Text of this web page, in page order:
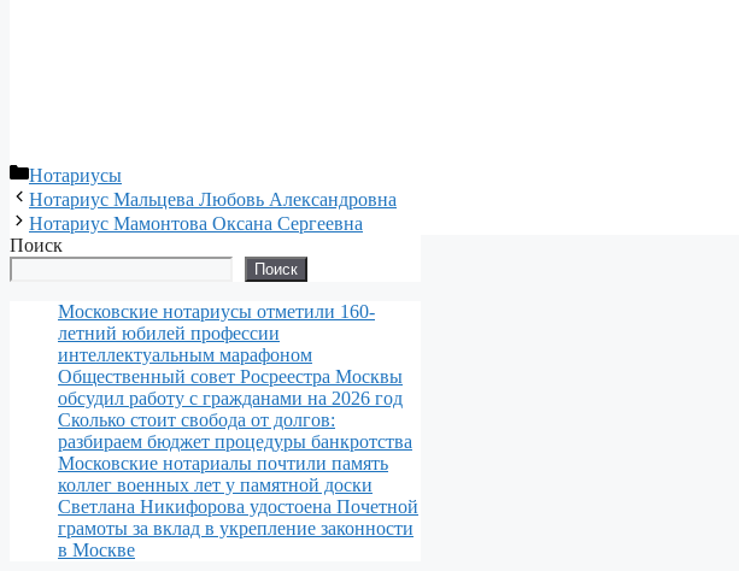
Рубрики
Нотариусы
Нотариус Мальцева Любовь Александровна
Нотариус Мамонтова Оксана Сергеевна
Поиск
Поиск
Московские нотариусы отметили 160-
летний юбилей профессии
интеллектуальным марафоном
Общественный совет Росреестра Москвы
обсудил работу с гражданами на 2026 год
Сколько стоит свобода от долгов:
разбираем бюджет процедуры банкротства
Московские нотариалы почтили память
коллег военных лет у памятной доски
Светлана Никифорова удостоена Почетной
грамоты за вклад в укрепление законности
в Москве